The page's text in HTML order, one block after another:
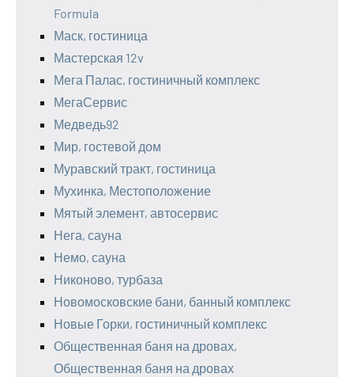
Formula
Маск, гостиница
Мастерская 12v
Мега Палас, гостиничный комплекс
МегаСервис
Медведь92
Мир, гостевой дом
Муравский тракт, гостиница
Мухинка, Местоположение
Мятый элемент, автосервис
Нега, сауна
Немо, сауна
Никоново, турбаза
Новомосковские бани, банный комплекс
Новые Горки, гостиничный комплекс
Общественная баня на дровах,
Общественная баня на дровах